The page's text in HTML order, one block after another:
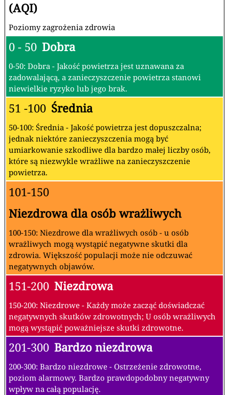
(AQI)
Poziomy zagrożenia zdrowia
0 - 50 Dobra
0-50: Dobra - Jakość powietrza jest uznawana za
zadowalającą, a zanieczyszczenie powietrza stanowi
niewielkie ryzyko lub jego brak.
51 -100 Średnia
50-100: Średnia - Jakość powietrza jest dopuszczalna;
jednak niektóre zanieczyszczenia mogą być
umiarkowanie szkodliwe dla bardzo małej liczby osób,
które są niezwykle wrażliwe na zanieczyszczenie
powietrza.
101-150
Niezdrowa dla osób wrażliwych
100-150: Niezdrowe dla wrażliwych osób - u osób
wrażliwych mogą wystąpić negatywne skutki dla
zdrowia. Większość populacji może nie odczuwać
negatywnych objawów.
151-200 Niezdrowa
150-200: Niezdrowe - Każdy może zacząć doświadczać
negatywnych skutków zdrowotnych; U osób wrażliwych
mogą wystąpić poważniejsze skutki zdrowotne.
201-300 Bardzo niezdrowa
200-300: Bardzo niezdrowe - Ostrzeżenie zdrowotne,
poziom alarmowy. Bardzo prawdopodobny negatywny
wpływ na całą populację.